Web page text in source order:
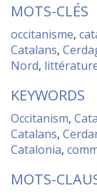
MOTS-CLÉS
occitanisme,
Catalans,
Nord,
KEYWORDS
Occitanism,
Catalans,
Catalonia,
MOTS-